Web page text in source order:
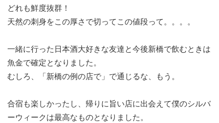
どれも鮮度抜群！
天然の刺身をこの厚さで切ってこの値段って。。。。
一緒に行った日本酒大好きな友達と今後新橋で飲むときは
魚金で確定となりました。
むしろ、「新橋の例の店で」で通じるな、もう。
合宿も楽しかったし、帰りに旨い店に出会えて僕のシルバ
ーウィークは最高なものとなりました。